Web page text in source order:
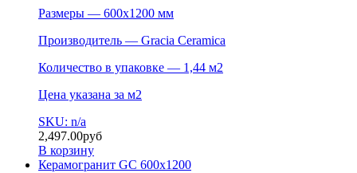
Размеры — 600х1200 мм
Производитель — Gracia Ceramica
Количество в упаковке — 1,44 м2
Цена указана за м2
SKU: n/a
2,497.00руб
В корзину
Керамогранит GC 600х1200